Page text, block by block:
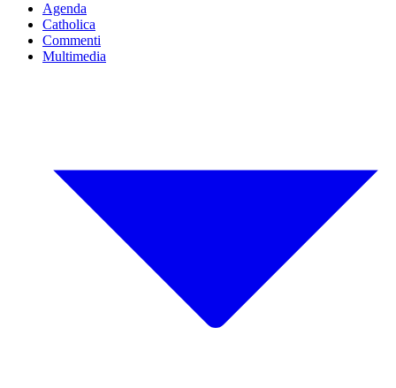
Agenda
Catholica
Commenti
Multimedia